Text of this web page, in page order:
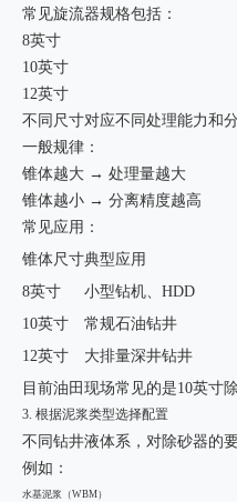
常见旋流器规格包括：
8英寸
10英寸
12英寸
不同尺寸对应不同处理能力和分
一般规律：
锥体越大 → 处理量越大
锥体越小 → 分离精度越高
常见应用：
锥体尺寸典型应用
8英寸
小型钻机、HDD
10英寸
常规石油钻井
12英寸
大排量深井钻井
目前油田现场常见的是10英寸除
3. 根据泥浆类型选择配置
不同钻井液体系，对除砂器的
例如：
水基泥浆（WBM）